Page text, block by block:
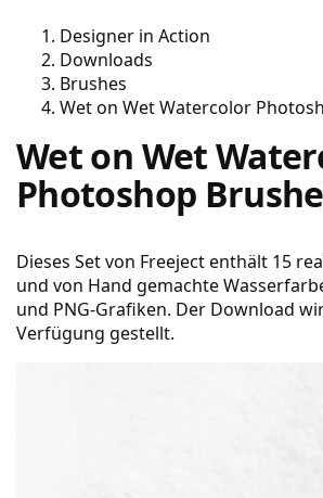
Designer in Action
Downloads
Brushes
Wet on Wet Watercolor
Wet on Wet
Photoshop
Dieses Set von Freeject enthält 15
und von Hand gemachte
und PNG-Grafiken. Der Download
Verfügung gestellt.